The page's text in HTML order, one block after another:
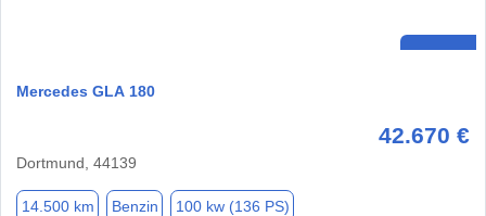
Mercedes GLA 180
42.670 €
Dortmund, 44139
14.500 km Benzin 100 kw (136 PS)